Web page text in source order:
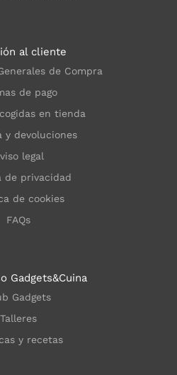
al cliente
de Compra
de pago
en tienda
y devoluciones
legal
de privacidad
de cookies
FAQs
Gadgets&Cuina
Gadgets
Talleres
y recetas